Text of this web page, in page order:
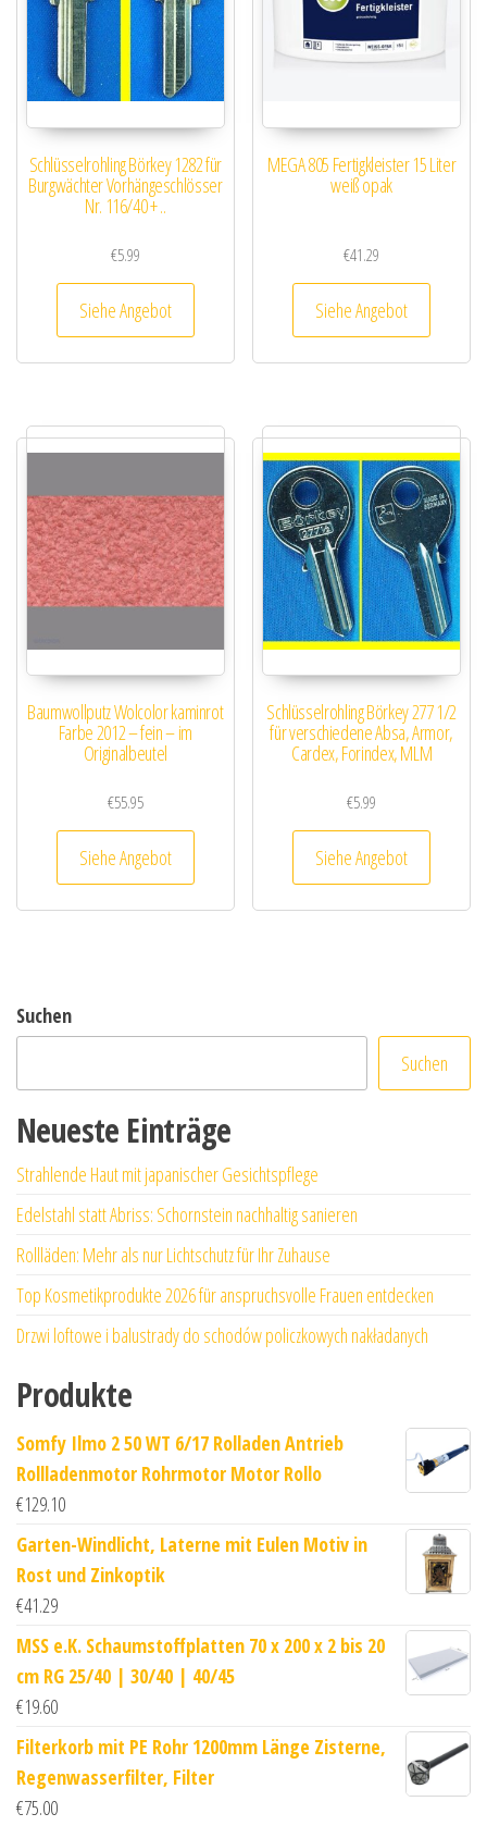
Schlüsselrohling Börkey 1282 für
Burgwächter Vorhängeschlösser
Nr. 116/40 + ..
€5.99
Siehe Angebot
MEGA 805 Fertigkleister 15 Liter
weiß opak
€41.29
Siehe Angebot
Baumwollputz Wolcolor kaminrot
Farbe 2012 – fein – im
Originalbeutel
€55.95
Siehe Angebot
Schlüsselrohling Börkey 277 1/2
für verschiedene Absa, Armor,
Cardex, Forindex, MLM
€5.99
Siehe Angebot
Suchen
Suchen
Neueste Einträge
Strahlende Haut mit japanischer Gesichtspflege
Edelstahl statt Abriss: Schornstein nachhaltig sanieren
Rollläden: Mehr als nur Lichtschutz für Ihr Zuhause
Top Kosmetikprodukte 2026 für anspruchsvolle Frauen entdecken
Drzwi loftowe i balustrady do schodów policzkowych nakładanych
Produkte
Somfy Ilmo 2 50 WT 6/17 Rolladen Antrieb
Rollladenmotor Rohrmotor Motor Rollo
€129.10
Garten-Windlicht, Laterne mit Eulen Motiv in
Rost und Zinkoptik
€41.29
MSS e.K. Schaumstoffplatten 70 x 200 x 2 bis 20
cm RG 25/40 | 30/40 | 40/45
€19.60
Filterkorb mit PE Rohr 1200mm Länge Zisterne,
Regenwasserfilter, Filter
€75.00